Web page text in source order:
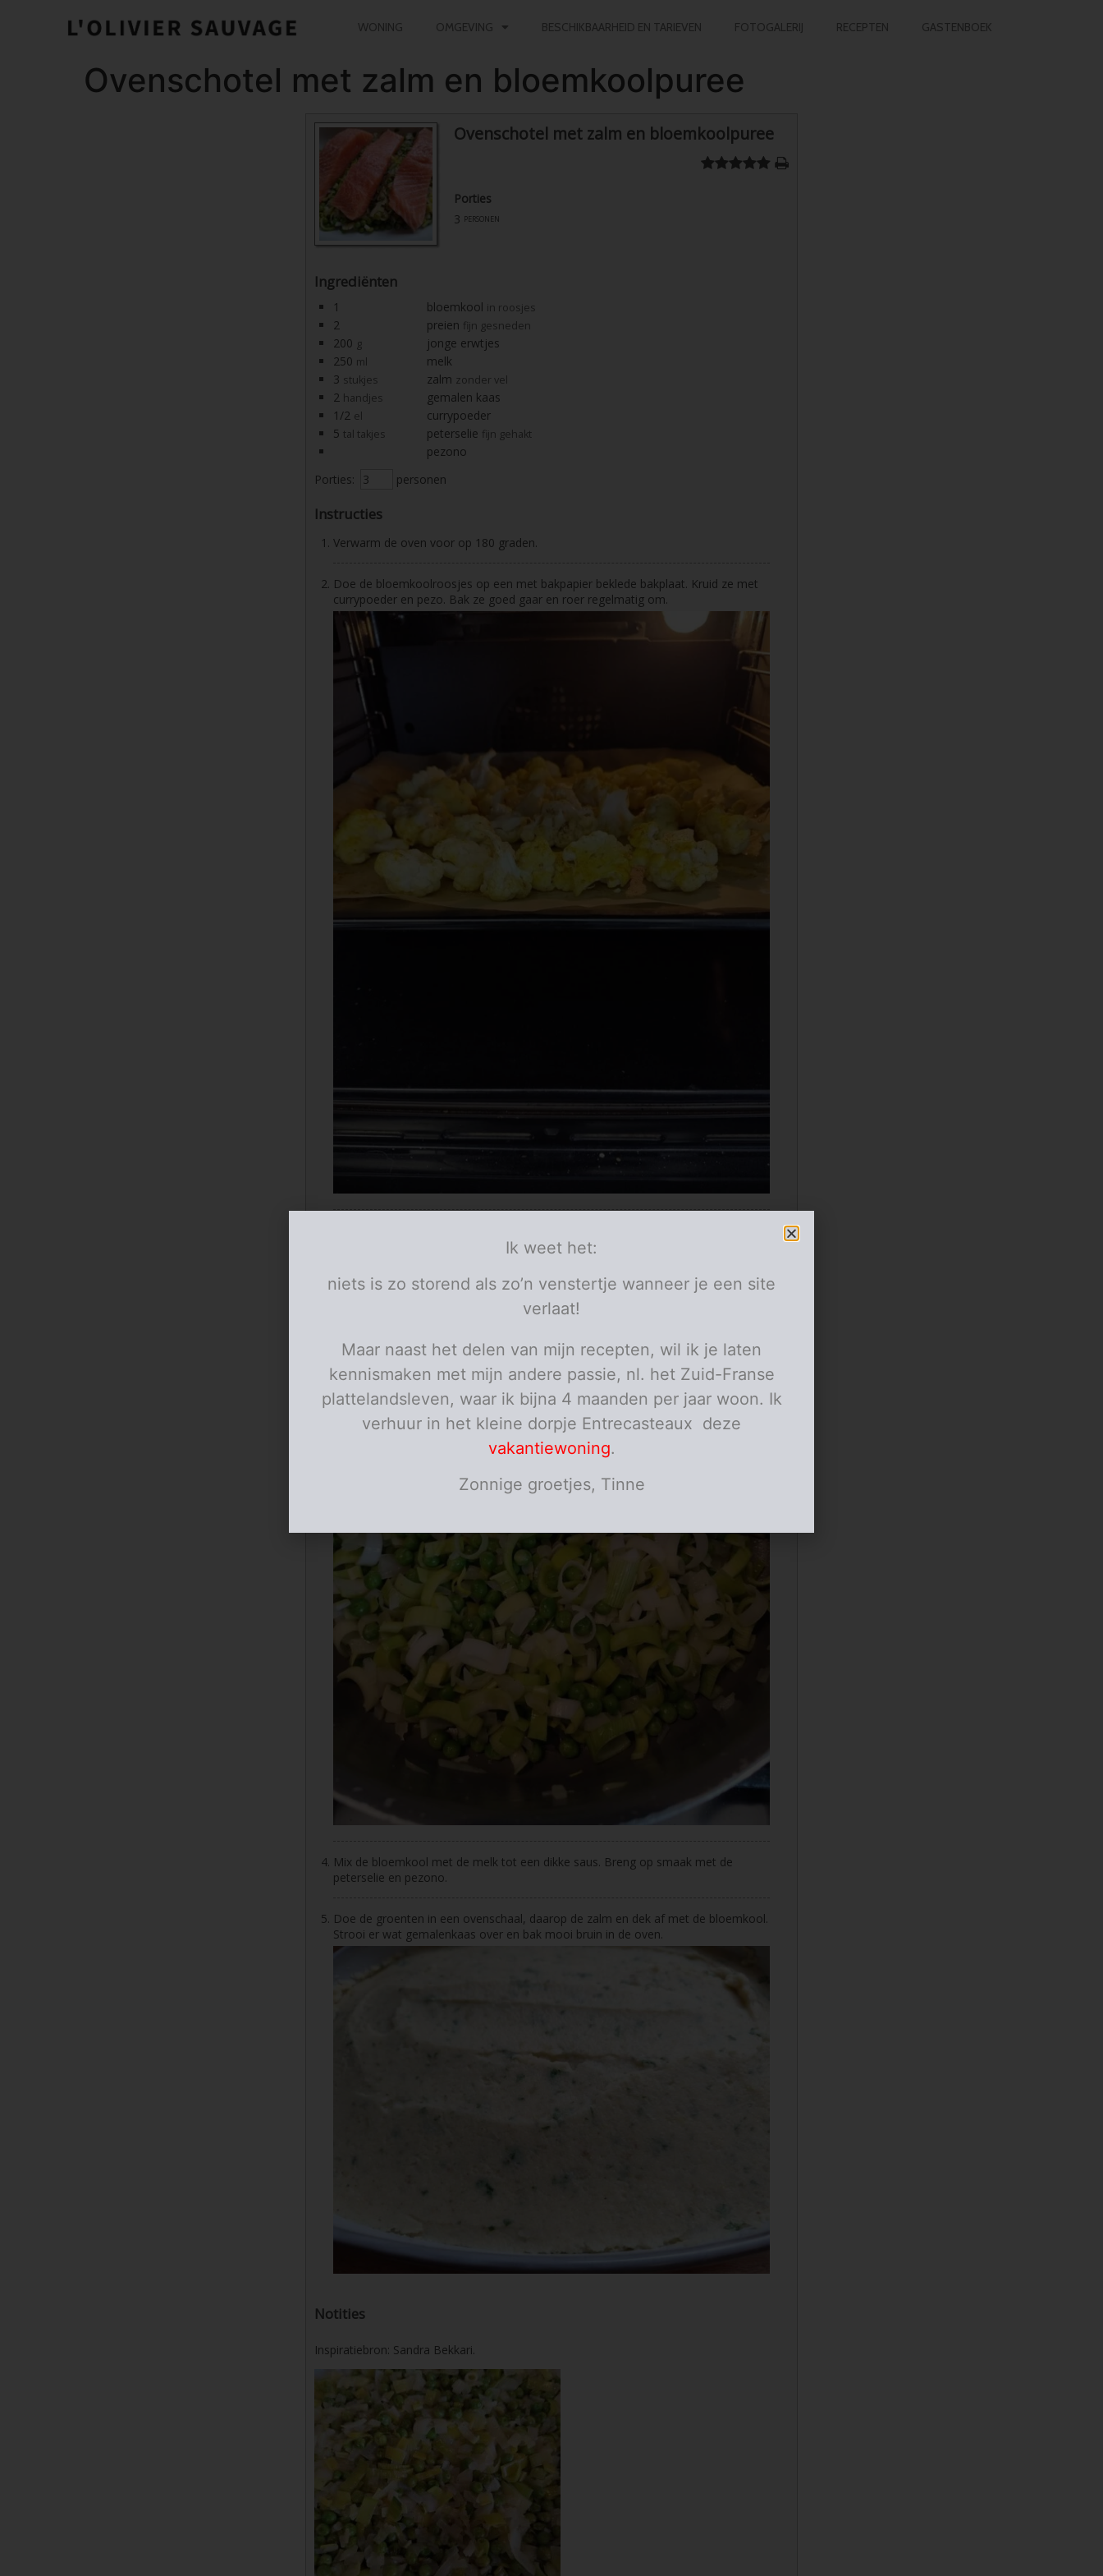
WONING OMGEVING BESCHIKBAARHEID EN TARIEVEN FOTOGALERIJ RECEPTEN GASTENBOEK
Ovenschotel met zalm en bloemkoolpuree
Ovenschotel met zalm en bloemkoolpuree
Porties
3 personen
Ingrediënten
1 bloemkool in roosjes
2 preien fijn gesneden
200 g
jonge erwtjes
250 ml
melk
3 stukjes zalm zonder vel
2 handjes
gemalen kaas
1/2 el
currypoeder
5 tal takjes peterselie fijn gehakt
pezono
Porties:
personen
Instructies
Verwarm de oven voor op 180 graden.
Doe de bloemkoolroosjes op een met bakpapier beklede bakplaat. Kruid ze met
currypoeder en pezo. Bak ze goed gaar en roer regelmatig om.
Mix de bloemkool met de melk tot een dikke saus. Breng op smaak met de
peterselie en pezono.
Doe de groenten in een ovenschaal, daarop de zalm en dek af met de bloemkool.
Strooi er wat gemalenkaas over en bak mooi bruin in de oven.
Notities
Inspiratiebron: Sandra Bekkari.
Ik weet het:
niets is zo storend als zo’n venstertje wanneer je een site
verlaat!
Maar naast het delen van mijn recepten, wil ik je laten
kennismaken met mijn andere passie, nl. het Zuid-Franse
plattelandsleven, waar ik bijna 4 maanden per jaar woon. Ik
verhuur in het kleine dorpje Entrecasteaux deze
vakantiewoning.
Zonnige groetjes, Tinne